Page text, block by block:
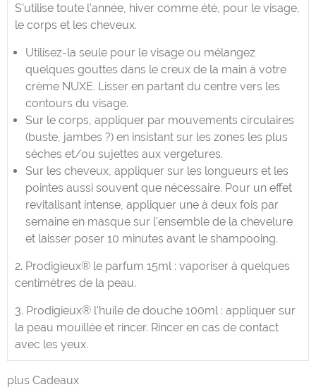
S'utilise toute l'année, hiver comme été, pour le visage,
le corps et les cheveux.
Utilisez-la seule pour le visage ou mélangez
quelques gouttes dans le creux de la main à votre
crème NUXE. Lisser en partant du centre vers les
contours du visage.
Sur le corps, appliquer par mouvements circulaires
(buste, jambes ?) en insistant sur les zones les plus
sèches et/ou sujettes aux vergetures.
Sur les cheveux, appliquer sur les longueurs et les
pointes aussi souvent que nécessaire. Pour un effet
revitalisant intense, appliquer une à deux fois par
semaine en masque sur l'ensemble de la chevelure
et laisser poser 10 minutes avant le shampooing.
2. Prodigieux® le parfum 15ml : vaporiser à quelques
centimètres de la peau.
3. Prodigieux® l'huile de douche 100ml : appliquer sur
la peau mouillée et rincer. Rincer en cas de contact
avec les yeux.
plus Cadeaux